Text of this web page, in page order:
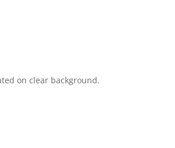
on clear background.